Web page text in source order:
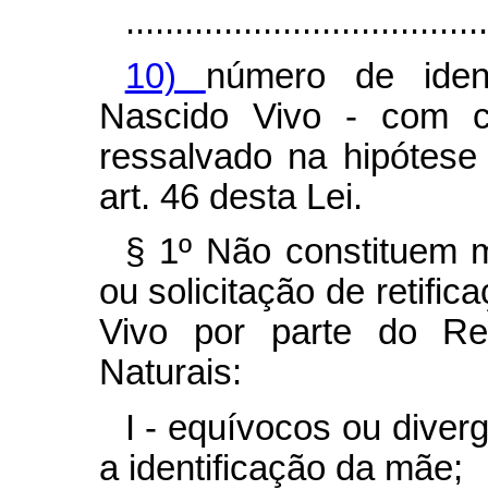
10) número de
Nascido Vivo - com
ressalvado na
art. 46 desta Lei.
§ 1º Não constituem
ou solicitação de
Vivo por parte do
Naturais:
I - equívocos ou
a identificação da mãe;